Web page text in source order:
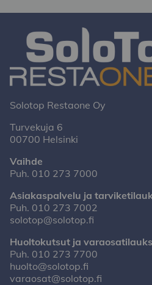
Solotop Restaone Oy
Turvekuja 6
00700 Helsinki
Vaihde
Puh. 010 273 7000
Asiakaspalvelu ja
Puh. 010 273 7002
solotop@solotop.fi
Huoltokutsut ja
Puh. 010 273 7700
huolto@solotop.fi
varaosat@solotop.fi